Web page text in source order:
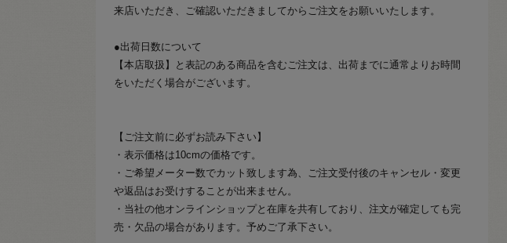
来店いただき、ご確認いただきましてからご注文をお願いいたします。
●出荷日数について
【本店取扱】と表記のある商品を含むご注文は、出荷までに通常よりお時間
をいただく場合がございます。
【ご注文前に必ずお読み下さい】
・表示価格は10cmの価格です。
・ご希望メーター数でカット致します為、ご注文受付後のキャンセル・変更
や返品はお受けすることが出来ません。
・当社の他オンラインショップと在庫を共有しており、注文が確定しても完
売・欠品の場合があります。予めご了承下さい。